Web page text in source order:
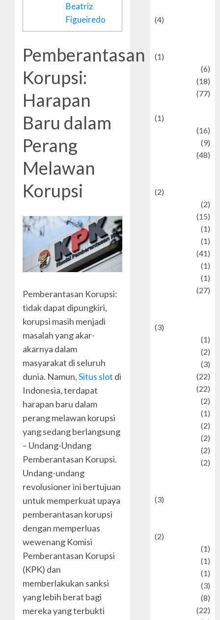
Beatriz
Figueiredo
Pemberantasan
Korupsi:
Harapan
Baru dalam
Perang
Melawan
Korupsi
Pemberantasan Korupsi:
tidak dapat dipungkiri,
korupsi masih menjadi
masalah yang akar-
akarnya dalam
masyarakat di seluruh
dunia. Namun,Situs slot di
Indonesia, terdapat
harapan baru dalam
perang melawan korupsi
yang sedang berlangsung
– Undang-Undang
Pemberantasan Korupsi.
Undang-undang
revolusioner ini bertujuan
untuk memperkuat upaya
pemberantasan korupsi
dengan memperluas
wewenang Komisi
Pemberantasan Korupsi
(KPK) dan
memberlakukan sanksi
yang lebih berat bagi
mereka yang terbukti
(4)
(1)
(6)
(18)
(77)
(1)
(16)
(9)
(48)
(2)
(2)
(15)
(1)
(1)
(41)
(1)
(1)
(27)
(3)
(1)
(2)
(3)
(22)
(22)
(2)
(1)
(2)
(2)
(2)
(2)
(3)
(2)
(1)
(1)
(1)
(3)
(8)
(22)